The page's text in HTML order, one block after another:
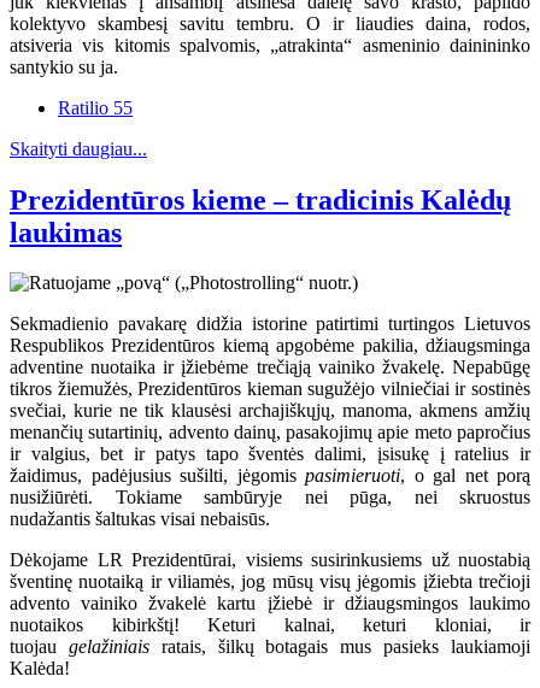
kolektyvo skambesį savitu tembru. O ir liaudies daina, rodos,
atsiveria vis kitomis spalvomis, „atrakinta“ asmeninio dainininko
santykio su ja.
Ratilio 55
Skaityti daugiau...
Prezidentūros kieme – tradicinis Kalėdų
laukimas
Sekmadienio pavakarę didžia istorine patirtimi turtingos Lietuvos
Respublikos Prezidentūros kiemą apgobėme pakilia, džiaugsminga
adventine nuotaika ir įžiebėme trečiąją vainiko žvakelę. Nepabūgę
tikros žiemužės, Prezidentūros kieman sugužėjo vilniečiai ir sostinės
svečiai, kurie ne tik klausėsi archajiškųjų, manoma, akmens amžių
menančių sutartinių, advento dainų, pasakojimų apie meto papročius
ir valgius, bet ir patys tapo šventės dalimi, įsisukę į ratelius ir
žaidimus, padėjusius sušilti, jėgomis pasimieruoti, o gal net porą
nusižiūrėti. Tokiame sambūryje nei pūga, nei skruostus
nudažantis šaltukas visai nebaisūs.
Dėkojame LR Prezidentūrai, visiems susirinkusiems už nuostabią
šventinę nuotaiką ir viliamės, jog mūsų visų jėgomis įžiebta trečioji
advento vainiko žvakelė kartu įžiebė ir džiaugsmingos laukimo
nuotaikos kibirkštį! Keturi kalnai, keturi kloniai, ir
tuojau gelažiniaisratais, šilkų botagais mus pasieks laukiamoji
Kalėda!